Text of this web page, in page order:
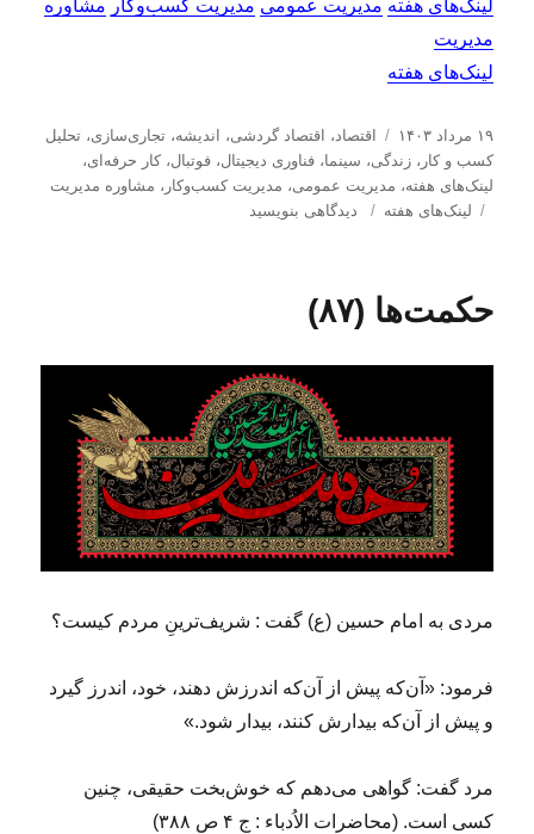
لینک‌های هفته مدیریت عمومی مدیریت کسب‌و‌کار مشاوره
مدیریت
لینک‌های هفته
ا
ر
س
ه
۱۹ مرداد ۱۴۰۳
د
س
ت
ه‌
اقتصاد ، اقتصاد گردشی، اندیشه،تجاری‌سازی،تحلیل
كسب و كار ،زندگی، سینما،فناوری دیجیتال،فوتبال،کار حرفه‌ای،
لینک‌های هفته، مدیریت عمومی، مدیریت كسب‌و‌كار ، مشاوره مدیریت
ب
ب‌
لینک‌های هفته
ل
ی
ا
ی
ه
ف
ت
ه
۴
)
دیدگاهی بنویسید
حکمت‌ها (۸۷)
مردى به امام حسین (ع) گفت : شریف‌ترینِ مردم کیست؟
فرمود: «آن‌که پیش از آن‌که اندرزش دهند، خود، اندرز گیرد
و پیش از آن‌که بیدارش کنند، بیدار شود.»
مرد گفت: گواهى مى‌دهم که خوش‌بخت حقیقى، چنین
کسى است. (محاضرات الاُدباء : ج ۴ ص ۳۸۸)